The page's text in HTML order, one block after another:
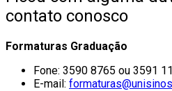
contato conosco
Formaturas Graduação
Fone: 3590 8765 ou 3591
E-mail: